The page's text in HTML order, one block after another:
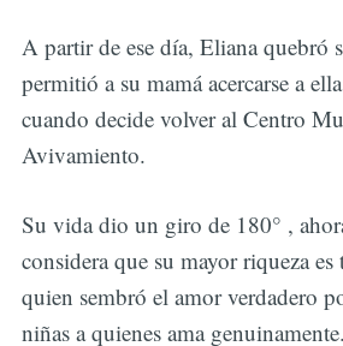
A partir de ese día, Eliana quebró
permitió a su mamá acercarse a
cuando decide volver al Centro
Avivamiento.
Su vida dio un giro de 180° ,
considera que su mayor riqueza es
quien sembró el amor verdadero
niñas a quienes ama